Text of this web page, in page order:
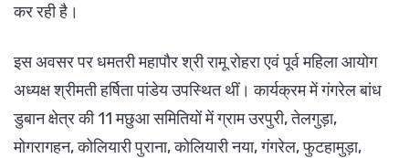
कर रही है।
इस अवसर पर धमतरी महापौर श्री रामू रोहरा एवं पूर्व महिला आयोग
अध्यक्ष श्रीमती हर्षिता पांडेय उपस्थित थीं। कार्यक्रम में गंगरेल बांध
डुबान क्षेत्र की 11 मछुआ समितियों में ग्राम उरपुरी, तेलगुड़ा,
मोगरागहन, कोलियारी पुराना, कोलियारी नया, गंगरेल, फुटहामुड़ा,